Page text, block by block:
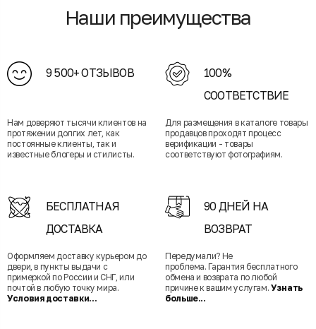
Наши преимущества
9 500+ ОТЗЫВОВ
Нам доверяют тысячи клиентов на
протяжении долгих лет, как
постоянные клиенты, так и
известные блогеры и стилисты.
100%
СООТВЕТСТВИЕ
Для размещения в каталоге товары
продавцов проходят процесс
верификации - товары
соответствуют фотографиям.
БЕСПЛАТНАЯ
ДОСТАВКА
Оформляем доставку курьером до
двери, в пункты выдачи с
примеркой по России и СНГ, или
почтой в любую точку мира.
Условия доставки...
90 ДНЕЙ НА
ВОЗВРАТ
Передумали? Не
проблема. Гарантия бесплатного
обмена и возврата по любой
причине к вашим услугам. Узнать
больше...